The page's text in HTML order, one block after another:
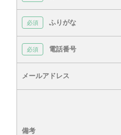
ふりがな
電話番号
メールアドレス
備考